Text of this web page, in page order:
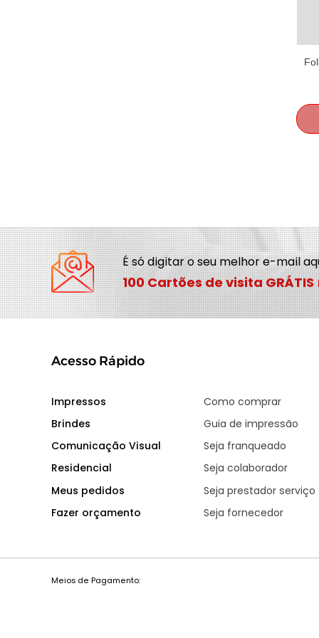
É só digitar o seu melhor e-mail
100 Cartões de visita GRÁTIS
Acesso Rápido
Impressos
Brindes
Comunicação Visual
Residencial
Meus pedidos
Fazer orçamento
Como comprar
Guia de impressão
Seja franqueado
Seja colaborador
Seja prestador serviço
Seja fornecedor
Meios de Pagamento: